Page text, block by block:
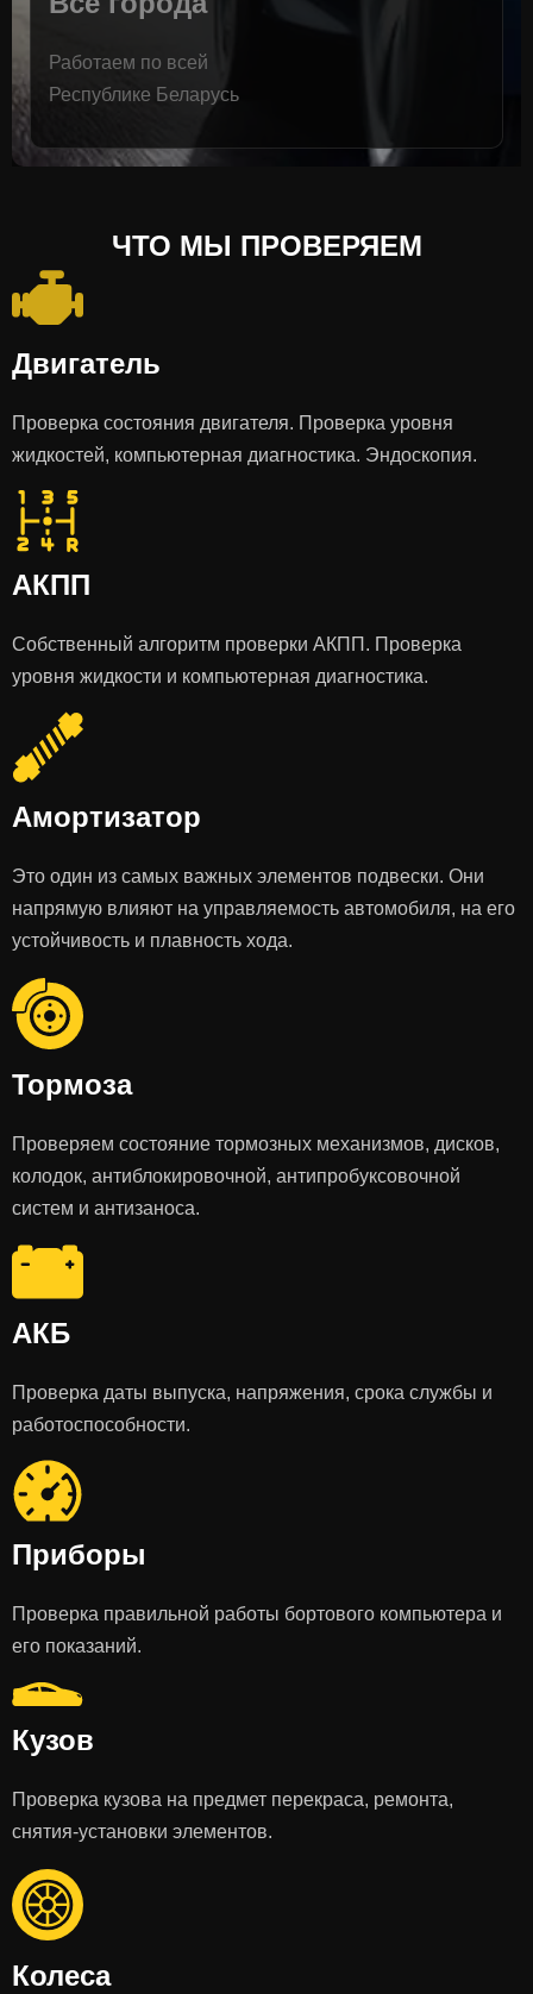
Работаем по всей
Республике Беларусь
ЧТО МЫ ПРОВЕРЯЕМ
Двигатель
Проверка состояния двигателя. Проверка уровня
жидкостей, компьютерная диагностика. Эндоскопия.
АКПП
Собственный алгоритм проверки АКПП. Проверка
уровня жидкости и компьютерная диагностика.
Амортизатор
Это один из самых важных элементов подвески. Они
напрямую влияют на управляемость автомобиля, на его
устойчивость и плавность хода.
Тормоза
Проверяем состояние тормозных механизмов, дисков,
колодок, антиблокировочной, антипробуксовочной
систем и антизаноса.
АКБ
Проверка даты выпуска, напряжения, срока службы и
работоспособности.
Приборы
Проверка правильной работы бортового компьютера и
его показаний.
Кузов
Проверка кузова на предмет перекраса, ремонта,
снятия-установки элементов.
Колеса